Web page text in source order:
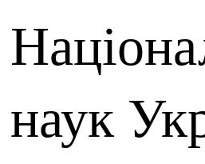
наук